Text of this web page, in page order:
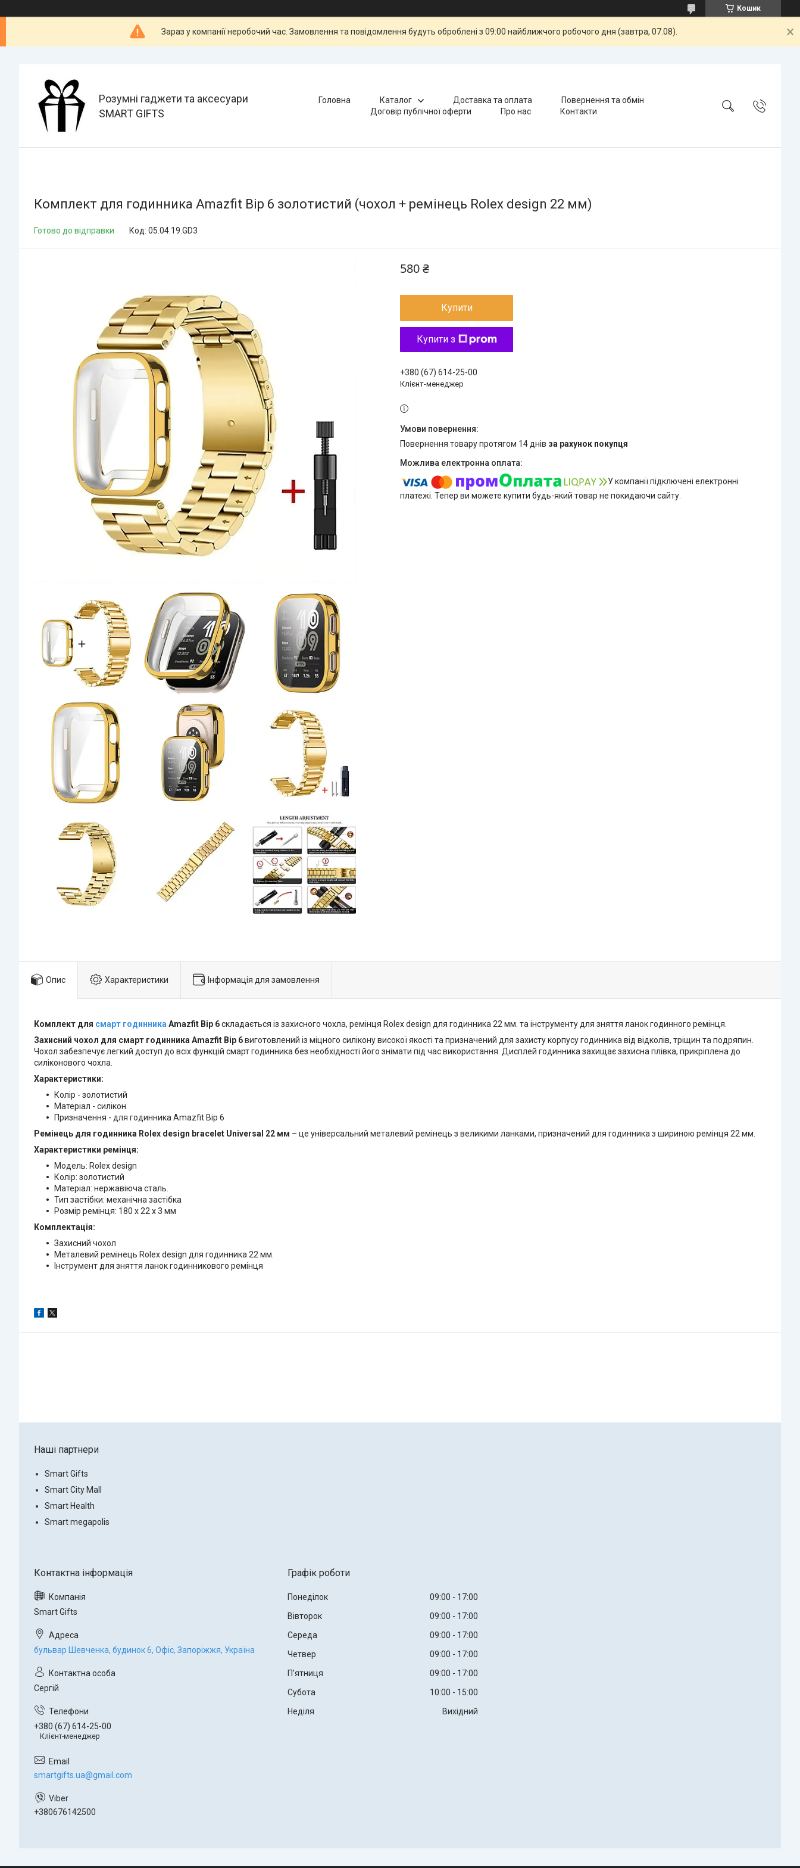
Кошик
Зараз у компанії неробочий час. Замовлення та повідомлення будуть оброблені з 09:00 найближчого робочого дня (завтра, 07.08).
Розумні гаджети та аксесуари
SMART GIFTS
Головна Каталог Доставка та оплата
Повернення та обмін
Договір публічної оферти
Про нас Контакти
Комплект для годинника Amazfit Bip 6 золотистий (чохол + ремінець Rolex design 22 мм)
Готово до відправки Код: 05.04.19.GD3
580 ₴
Купити
Купити з
+380 (67) 614-25-00
Клієнт-менеджер
повернення товару протягом 14 днів за рахунок покупця
У компанії підключені електронні
платежі. Тепер ви можете купити будь-який товар не покидаючи сайту.
Опис Характеристики Інформація для замовлення
Комплект для смарт годинникаAmazfit Bip 6складається із захисного чохла, ремінця Rolex design для годинника 22 мм. та інструменту для зняття ланок годинного ремінця.
Захисний чохол для смарт годинника Amazfit Bip 6виготовлений із міцного силікону високої якості та призначений для захисту корпусу годинника від відколів, тріщин та подряпин.
Чохол забезпечує легкий доступ до всіх функцій смарт годинника без необхідності його знімати під час використання. Дисплей годинника захищає захисна плівка, прикріплена до
силіконового чохла.
Характеристики:
Колір - золотистий
Матеріал - силікон
Призначення - для годинника Amazfit Bip 6
Ремінець для годинника Rolex design bracelet Universal 22 мм – це універсальний металевий ремінець з великими ланками, призначений для годинника з шириною ремінця 22 мм.
Характеристики ремінця:
Модель: Rolex design
Колір: золотистий
Матеріал: нержавіюча сталь.
Тип застібки: механічна застібка
Розмір ремінця: 180 х 22 х 3 мм
Комплектація:
Захисний чохол
Металевий ремінець Rolex design для годинника 22 мм.
Інструмент для зняття ланок годинникового ремінця
Наші партнери
Smart Gifts
Smart City Mall
Smart Health
Smart megapolis
Smart Gifts
бульвар Шевченка, будинок 6, Офіс, Запоріжжя, Україна
Сергій
+380 (67) 614-25-00
Клієнт-менеджер
smartgifts.ua@gmail.com
+380676142500
Графік роботи
Понеділок 09:00
17:00
Вівторок
09:00
17:00
Середа
09:00
17:00
Четвер
09:00
17:00
Пʼятниця
09:00
17:00
Субота
10:00
15:00
Неділя
Вихідний